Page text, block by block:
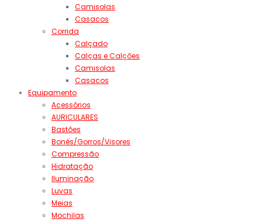
Camisolas
Casacos
Corrida
Calçado
Calças e Calções
Camisolas
Casacos
Equipamento
Acessórios
AURICULARES
Bastões
Bonés/Gorros/Visores
Compressão
Hidratação
Iluminação
Luvas
Meias
Mochilas